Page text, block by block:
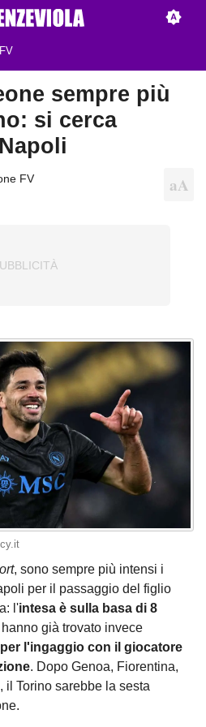
sempre più
si cerca
FV
, sono sempre più intensi i
per il passaggio del figlio
l'intesa è sulla basa di 8
hanno già trovato invece
l'ingaggio con il giocatore
. Dopo Genoa, Fiorentina,
Torino sarebbe la sesta